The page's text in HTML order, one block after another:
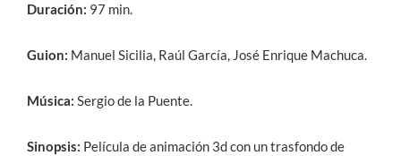
Duración: 97 min.
Guion: Manuel Sicilia, Raúl García, José Enrique Machuca.
Música: Sergio de la Puente.
Sinopsis: Película de animación 3d con un trasfondo de